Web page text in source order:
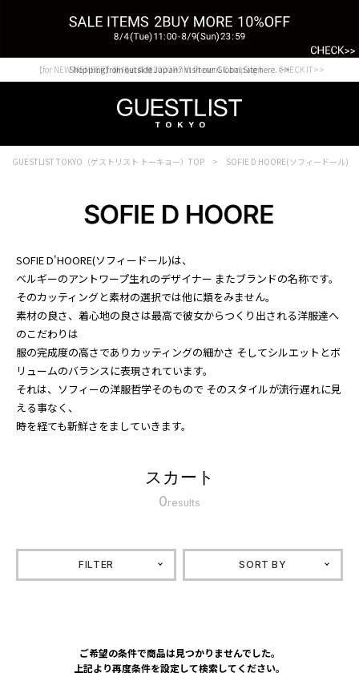
Shopping from outside Japan? Visit our Global Site here. >>
【for NEW MEMBER】新規会員様1000Point Present Campaign CHECK IT>>
GUESTLIST TOKYO（ゲストリスト トーキョー）TOP SOFIE D HOORE(ソフィードール)
SOFIE D'HOORE(ソフィードール)は、
ベルギーのアントワープ生れのデザイナー またブランドの名称です。
そのカッティングと素材の選択では他に類をみません。
素材の良さ、着心地の良さは最高で彼女からつくり出される洋服達へ
のこだわりは
服の完成度の高さでありカッティングの細かさ そしてシルエットとボ
リュームのバランスに表現されています。
それは、ソフィーの洋服哲学そのもので そのスタイルが流行遅れに見
える事なく、
時を経ても新鮮さをましていきます。
スカート
0results
FILTER SORT BY
ご希望の条件で商品は見つかりませんでした。
上記より再度条件を設定して検索してください。